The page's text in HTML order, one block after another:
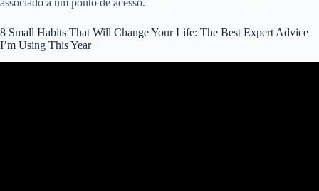
8 Small Habits That Will Change Your Life: The Best Expert Advice
I’m Using This Year